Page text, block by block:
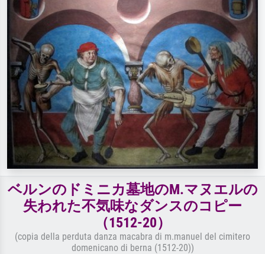
ベルンのドミニカ墓地のM.マヌエルの
失われた不気味なダンスのコピー
（1512-20）
(copia della perduta danza macabra di m.manuel del cimitero
domenicano di berna (1512-20))